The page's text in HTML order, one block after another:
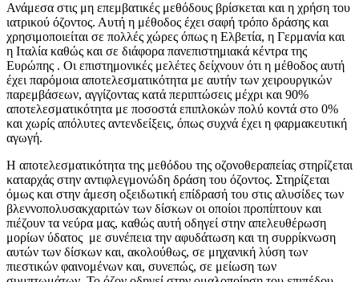
Ανάμεσα στις μη επεμβατικές μεθόδους βρίσκεται και η χρήση του
ιατρικού όζοντος. Αυτή η μέθοδος έχει σαφή τρόπο δράσης και
χρησιμοποιείται σε πολλές χώρες όπως η Ελβετία, η Γερμανία και
η Ιταλία καθώς και σε διάφορα πανεπιστημιακά κέντρα της
Ευρώπης . Οι επιστημονικές μελέτες δείχνουν ότι η μέθοδος αυτή
έχει παρόμοια αποτελεσματικότητα με αυτήν των χειρουργικών
παρεμβάσεων, αγγίζοντας κατά περιπτώσεις μέχρι και 90%
αποτελεσματικότητα με ποσοστά επιπλοκών πολύ κοντά στο 0%
και χωρίς απόλυτες αντενδείξεις, όπως συχνά έχει η φαρμακευτική
αγωγή.
Η αποτελεσματικότητα της μεθόδου της οζονοθεραπείας στηρίζεται
καταρχάς στην αντιφλεγμονώδη δράση του όζοντος. Στηρίζεται
όμως και στην άμεση οξειδωτική επίδρασή του στις αλυσίδες των
βλεννοπολυσακχαριτών των δίσκων οι οποίοι προπίπτουν και
πιέζουν τα νεύρα μας, καθώς αυτή οδηγεί στην απελευθέρωση
μορίων ύδατος με συνέπεια την αφυδάτωση και τη συρρίκνωση
αυτών των δίσκων και, ακολούθως, σε μηχανική λύση των
πιεστικών φαινομένων και, συνεπώς, σε μείωση των